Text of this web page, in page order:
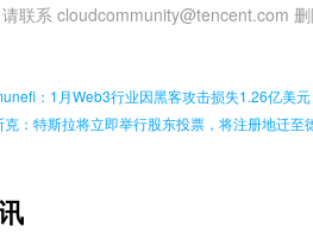
联系 cloudcommunity@tencent.com 删
：1月Web3行业因黑客攻击损失1.26亿美元
：特斯拉将立即举行股东投票，将注册地迁至